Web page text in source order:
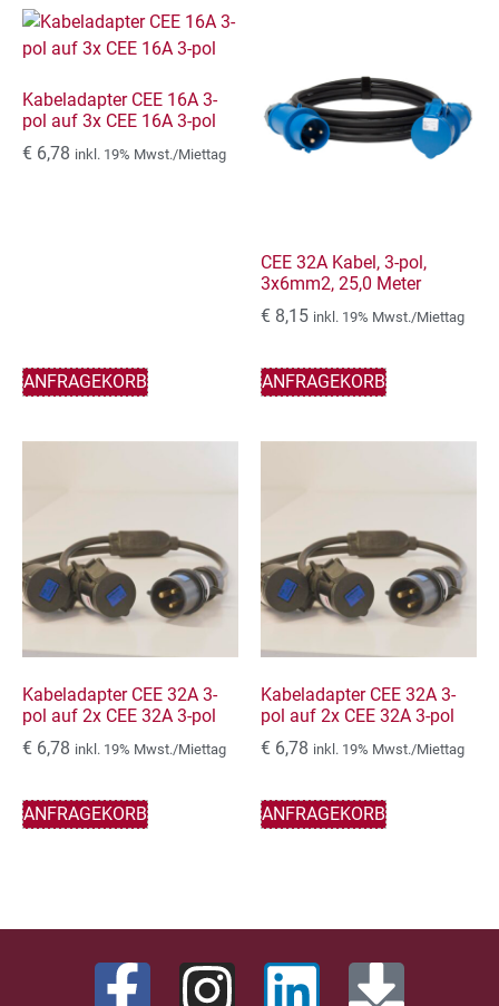
Kabeladapter CEE 16A 3-
pol auf 3x CEE 16A 3-pol
€ 6,78 inkl. 19% Mwst./Miettag
ANFRAGEKORB
CEE 32A Kabel, 3-pol,
3x6mm2, 25,0 Meter
€ 8,15 inkl. 19% Mwst./Miettag
ANFRAGEKORB
Kabeladapter CEE 32A 3-
pol auf 2x CEE 32A 3-pol
€ 6,78 inkl. 19% Mwst./Miettag
ANFRAGEKORB
Kabeladapter CEE 32A 3-
pol auf 2x CEE 32A 3-pol
€ 6,78 inkl. 19% Mwst./Miettag
ANFRAGEKORB